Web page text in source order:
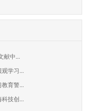
献中...
学习...
育警...
技创...